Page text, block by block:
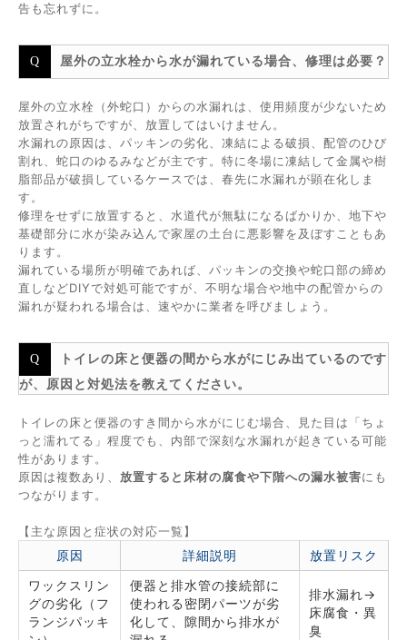
告も忘れずに。
屋外の立水栓から水が漏れている場合、修理は必要？
屋外の立水栓（外蛇口）からの水漏れは、使用頻度が少ないため
放置されがちですが、放置してはいけません。
水漏れの原因は、パッキンの劣化、凍結による破損、配管のひび
割れ、蛇口のゆるみなどが主です。特に冬場に凍結して金属や樹
脂部品が破損しているケースでは、春先に水漏れが顕在化しま
す。
修理をせずに放置すると、水道代が無駄になるばかりか、地下や
基礎部分に水が染み込んで家屋の土台に悪影響を及ぼすこともあ
ります。
漏れている場所が明確であれば、パッキンの交換や蛇口部の締め
直しなどDIYで対処可能ですが、不明な場合や地中の配管からの
漏れが疑われる場合は、速やかに業者を呼びましょう。
トイレの床と便器の間から水がにじみ出ているのです
が、原因と対処法を教えてください。
トイレの床と便器のすき間から水がにじむ場合、見た目は「ちょ
っと濡れてる」程度でも、内部で深刻な水漏れが起きている可能
性があります。
原因は複数あり、 放置すると床材の腐食や下階への漏水被害にも
つながります。
【主な原因と症状の対応一覧】
原因 詳細説明
放置リスク
ワックスリン
グの劣化（フ
ランジパッキ
便器と排水管の接続部に
使われる密閉パーツが劣
化して、隙間から排水が
排水漏れ→
床腐食・異
臭